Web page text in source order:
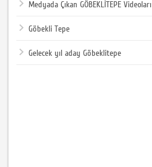
Medyada Çıkan GÖBEKLİTEPE Videoları
Göbekli Tepe
Gelecek yıl aday Göbeklitepe